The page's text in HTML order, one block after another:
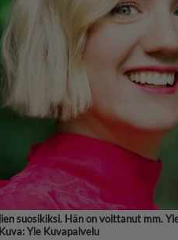
suosikiksi. Hän on voittanut mm.
Yle Kuvapalvelu